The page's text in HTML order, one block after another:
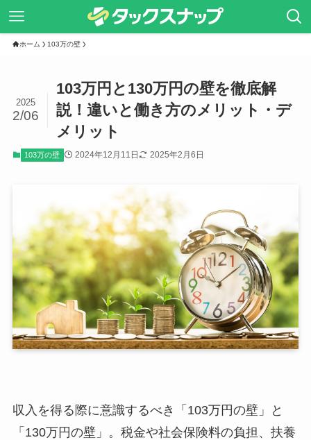
ホーム 103万の壁
103万円と130万円の壁を徹底解
説！違いと働き方のメリット・デ
メリット
2025
2/06
103万の壁 2024年12月11日 2025年2月6日
収入を得る際に意識するべき「103万円の壁」と
「130万円の壁」。税金や社会保険料の負担、扶養